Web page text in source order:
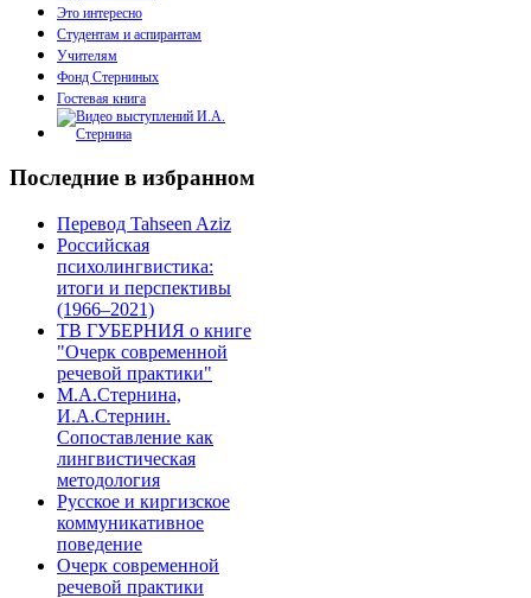
Это интересно
Студентам и аспирантам
Учителям
Фонд Стерниных
Гостевая книга
Последние в избранном
Перевод Tahseen Aziz
Российская
психолингвистика:
итоги и перспективы
(1966–2021)
ТВ ГУБЕРНИЯ о книге
"Очерк современной
речевой практики"
М.А.Стернина,
И.А.Стернин.
Сопоставление как
лингвистическая
методология
Русское и киргизское
коммуникативное
поведение
Очерк современной
речевой практики